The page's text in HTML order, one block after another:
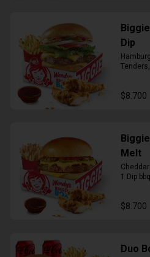
Dip
$8.700
Melt
1 Dip bbq
$8.700
Duo